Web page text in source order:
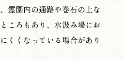
霊園内の通路や巻石の上な
ころもあり、水汲み場にお
くくなっている場合があり